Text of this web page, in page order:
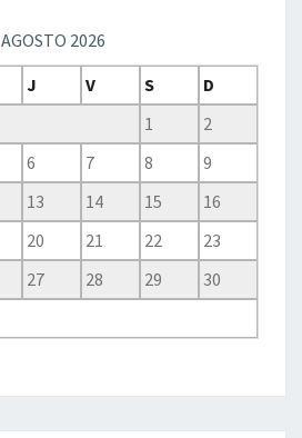
AGOSTO 2026
J V S
D
1
2
6 7 8
9
13 14 15
16
20 21 22
23
27 28 29
30